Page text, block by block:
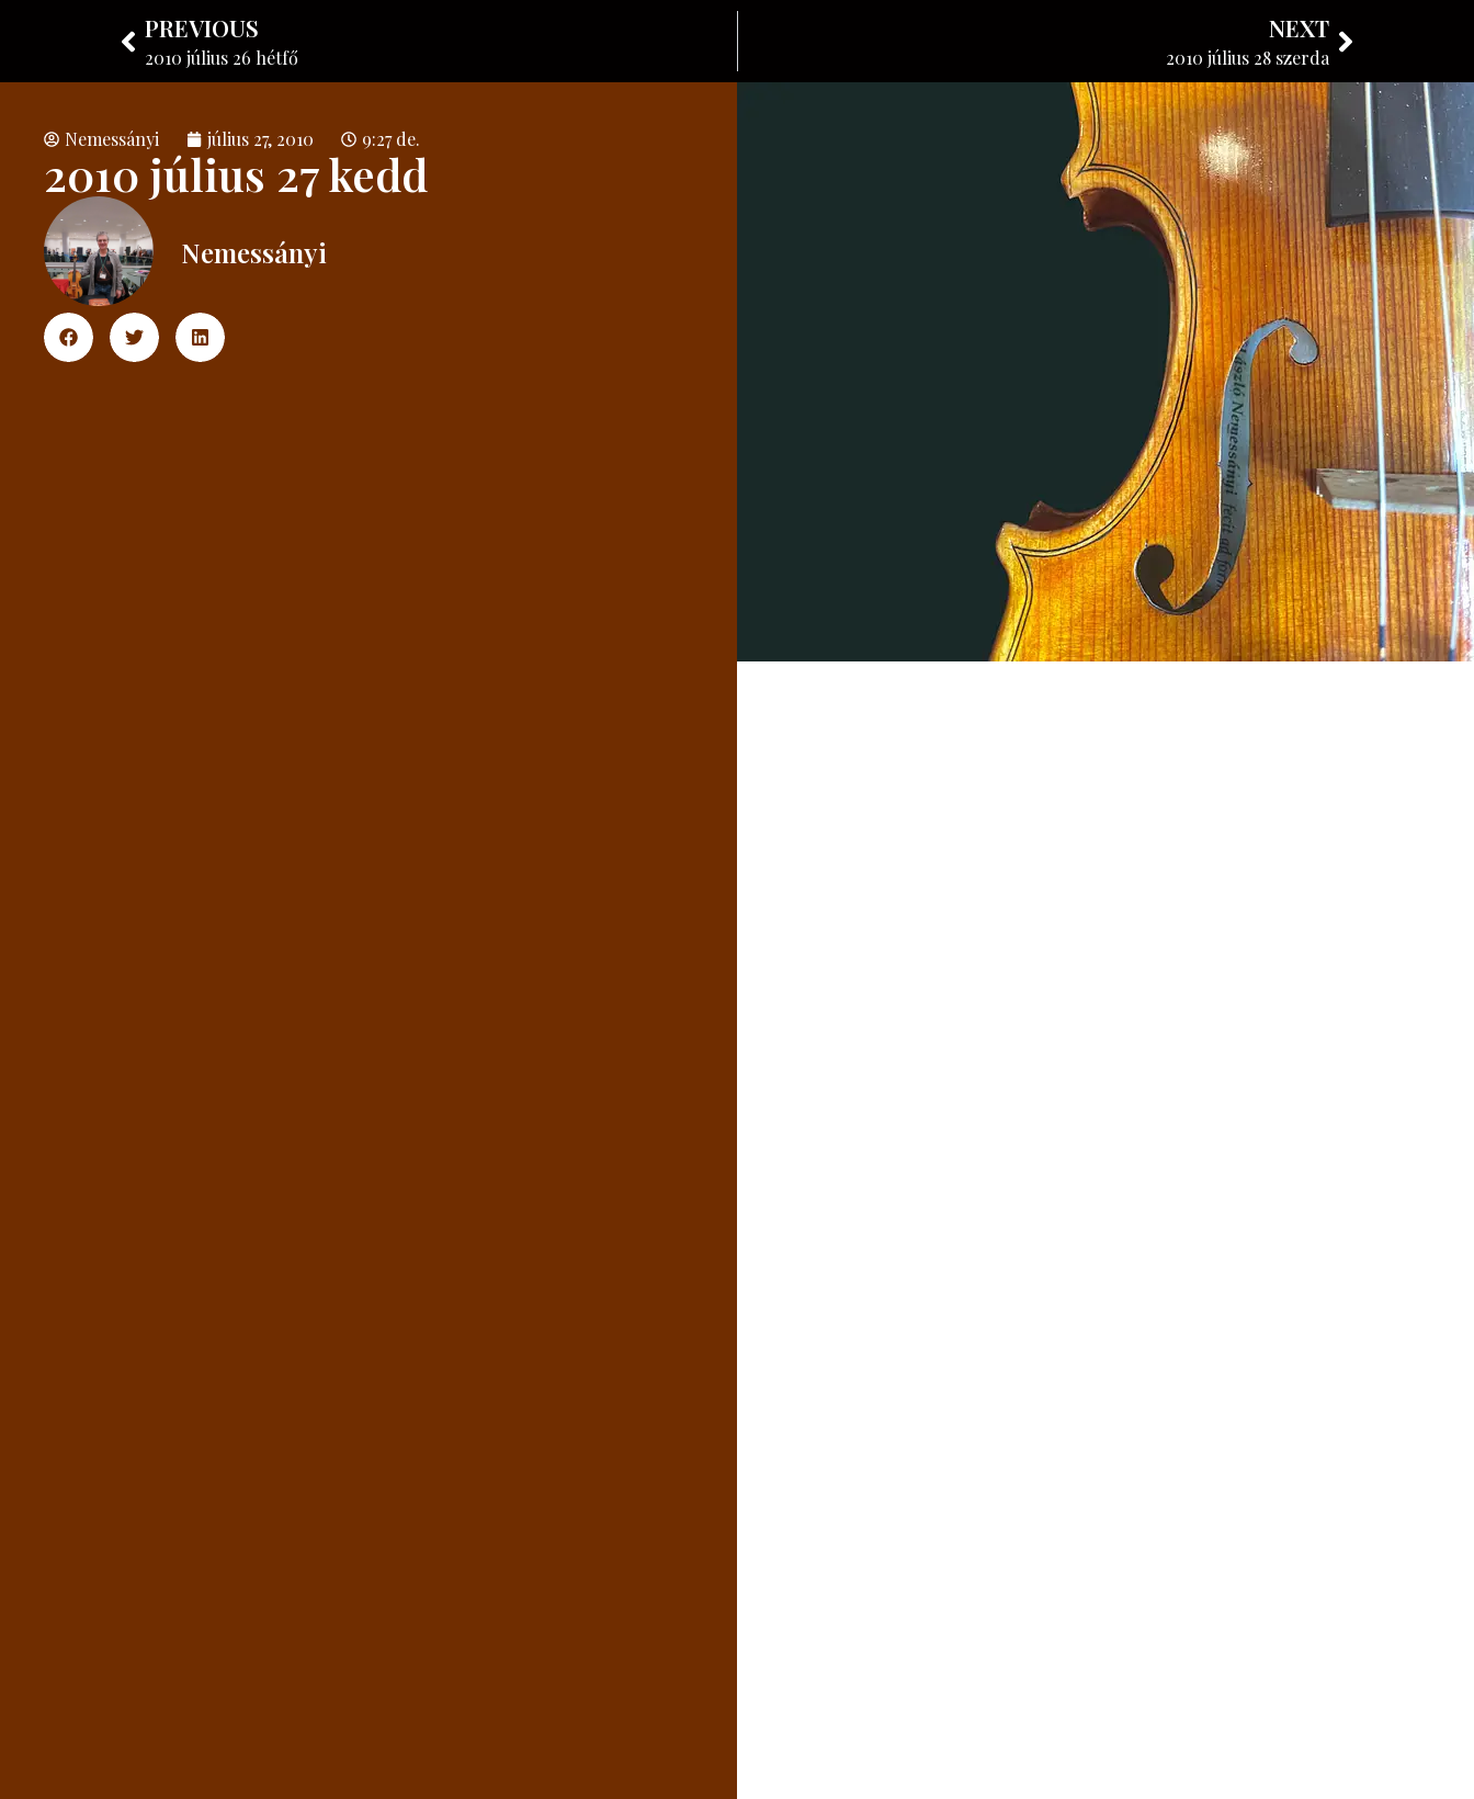
Nemessányi László
Hangszerkészítő
KÖVESSE BLOGUNKAT
PREVIOUS
2010 július 26 hétfő
NEXT
2010 július 28 szerda
Nemessányi július 27, 2010 9:27 de.
2010 július 27 kedd
Nemessányi